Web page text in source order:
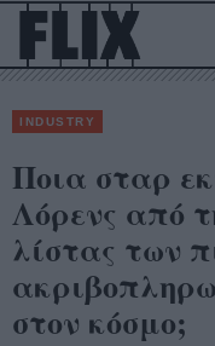
INDUSTRY
Ποια σταρ
Λόρενς από
λίστας των
στον κόσμο;